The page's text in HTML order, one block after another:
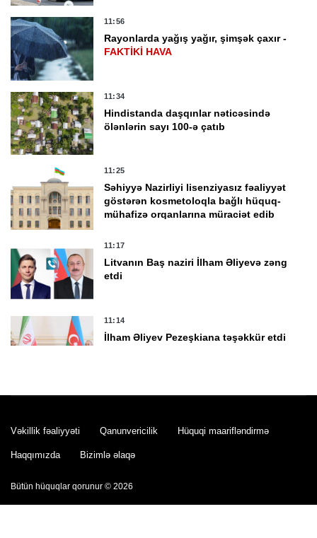
11:56
Rayonlarda yağış yağır, şimşək çaxır -
FAKTİKİ HAVA
11:34
Hindistanda daşqınlar nəticəsində
ölənlərin sayı 100-ə çatıb
11:25
Səhiyyə Nazirliyi lisenziyasız fəaliyyət
göstərən kosmetoloqla bağlı hüquq-
mühafizə orqanlarına müraciət edib
11:17
Litvanın Baş naziri İlham Əliyevə zəng
etdi
11:14
İlham Əliyev Pezeşkiana təşəkkür etdi
10:52
Cinayətdə şübhəli bilinən 68 nəfər
Vəkillik fəaliyyəti Qanunvericilik Hüquqi maarifləndirmə
Haqqımızda Bizimlə əlaqə
Bütün hüquqlar qorunur © 2026